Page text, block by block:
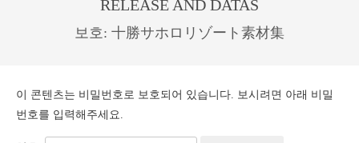
RELEASE AND DATAS
보호: 十勝サホロリゾート素材集
이 콘텐츠는 비밀번호로 보호되어 있습니다. 보시려면 아래 비밀
번호를 입력해주세요.